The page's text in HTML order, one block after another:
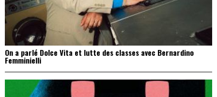
On a parlé Dolce Vita et lutte des classes avec Bernardino
Femminielli